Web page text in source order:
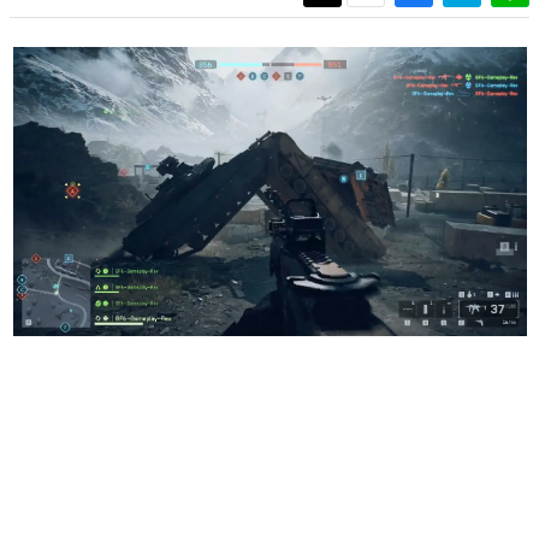
ゲームに多大な影響を受けた作家さんに取材し、ゲームが
日本のコンテンツ産業やカルチャーに与えた影響を探る企
画です。
日本モバイルゲーム産業史
日本のモバイルゲーム史における主要なトピック・タイト
ルを網羅するほか、開発者へのインタビューや識者による
解説を掲載。約20年の歴史が一望できる決定版！
若ゲのいたり〜ゲームクリエイターの青春〜
『うつヌケ』『ペンと箸』等で知られるマンガ家・田中圭
一先生によるゲーム業界レポートマンガです。
なんでゲームは面白い？